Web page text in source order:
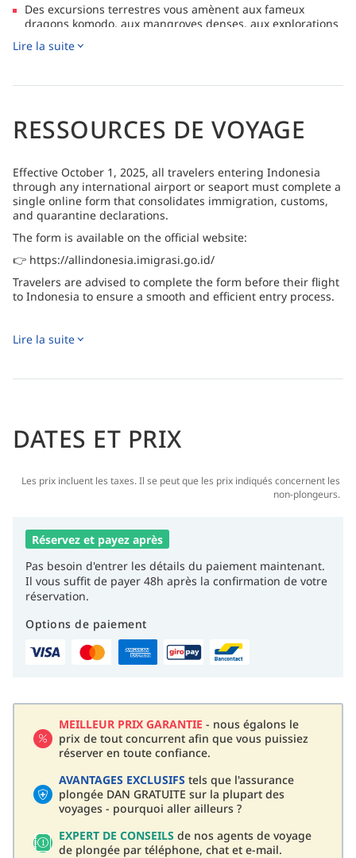
Des excursions terrestres vous amènent aux fameux
dragons komodo, aux mangroves denses, aux explorations
montagne pour capturer des vues époustouflantes
Lire la suite
RESSOURCES DE VOYAGE
Effective October 1, 2025, all travelers entering Indonesia
through any international airport or seaport must complete a
single online form that consolidates immigration, customs,
and quarantine declarations.
The form is available on the official website:
👉 https://allindonesia.imigrasi.go.id/
Travelers are advised to complete the form before their flight
to Indonesia to ensure a smooth and efficient entry process.
Lire la suite
DATES ET PRIX
Les prix incluent les taxes. Il se peut que les prix indiqués concernent les
non-plongeurs.
Réservez et payez après
Pas besoin d'entrer les détails du paiement maintenant.
Il vous suffit de payer 48h après la confirmation de votre
réservation.
Options de paiement
MEILLEUR PRIX GARANTIE - nous égalons le
prix de tout concurrent afin que vous puissiez
réserver en toute confiance.
AVANTAGES EXCLUSIFS tels que l'assurance
plongée DAN GRATUITE sur la plupart des
voyages - pourquoi aller ailleurs ?
EXPERT DE CONSEILS de nos agents de voyage
de plongée par téléphone, chat et e-mail.